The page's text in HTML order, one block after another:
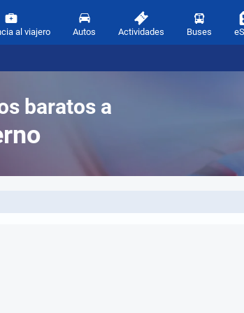
al viajero Autos Actividades Buses
baratos a